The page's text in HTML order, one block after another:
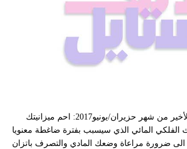
أبرز أحداث الأسبوع الأخير من شهر حزيران/يونيو2017: احم ميزانيتك
الفلكي المائي الذي سيسبب بفترة ضاغطة معنويا
الى ضرورة مراعاة وضعك المادي والتصرف باتزان